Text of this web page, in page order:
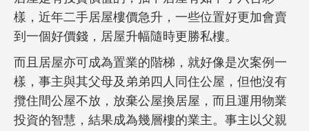
樣，近年二手居屋樓價急升，一些位置好更加會賣
到一個好價錢，居屋升幅隨時更勝私樓。
而且居屋亦可成為置業的階梯，就好像是次案例一
樣，事主與其父母及弟弟四人同住公屋，但他沒有
攬住間公屋不放，放棄公屋換居屋，而且運用物業
投資的智慧，結果成為幾層樓的業主。事主以父親